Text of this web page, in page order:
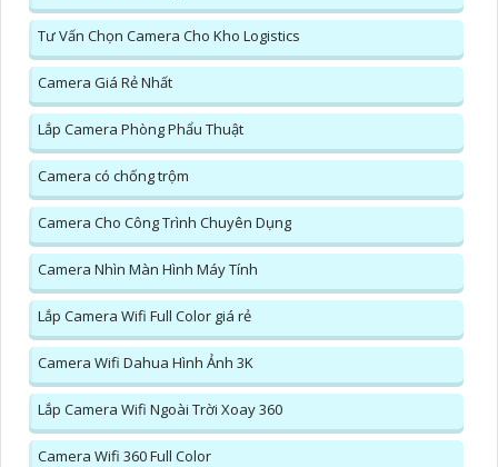
Tư Vấn Chọn Camera Cho Kho Logistics
Camera Giá Rẻ Nhất
Lắp Camera Phòng Phẩu Thuật
Camera có chống trộm
Camera Cho Công Trình Chuyên Dụng
Camera Nhìn Màn Hình Máy Tính
Lắp Camera Wifi Full Color giá rẻ
Camera Wifi Dahua Hình Ảnh 3K
Lắp Camera Wifi Ngoài Trời Xoay 360
Camera Wifi 360 Full Color